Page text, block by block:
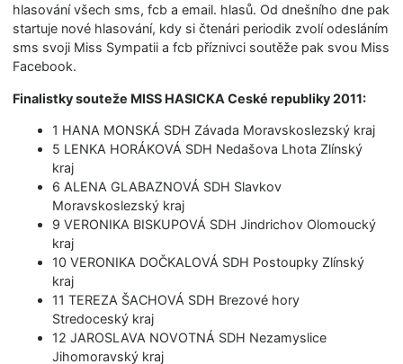
hlasování všech sms, fcb a email. hlasů. Od dnešního dne pak
startuje nové hlasování, kdy si čtenári periodik zvolí odesláním
sms svoji Miss Sympatii a fcb příznivci soutěže pak svou Miss
Facebook.
Finalistky souteže MISS HASICKA Ceské republiky 2011:
1 HANA MONSKÁ SDH Závada Moravskoslezský kraj
5 LENKA HORÁKOVÁ SDH Nedašova Lhota Zlínský
kraj
6 ALENA GLABAZNOVÁ SDH Slavkov
Moravskoslezský kraj
9 VERONIKA BISKUPOVÁ SDH Jindrichov Olomoucký
kraj
10 VERONIKA DOČKALOVÁ SDH Postoupky Zlínský
kraj
11 TEREZA ŠACHOVÁ SDH Brezové hory
Stredoceský kraj
12 JAROSLAVA NOVOTNÁ SDH Nezamyslice
Jihomoravský kraj